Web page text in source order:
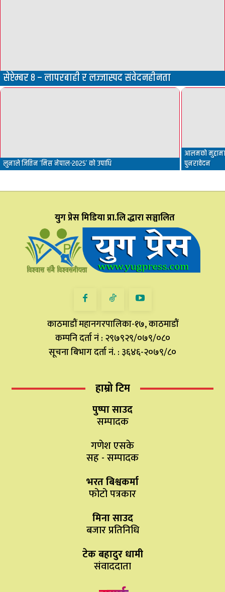
सेप्टेम्बर ८ – लापरबाही र लज्जास्पद संवेदनहीनता
लुनाले जितिन ‘मिस नेपाल-२०२५’ को उपाधि
आलमको
पुनरावेदन
युग प्रेस मिडिया प्रा.लि द्धारा सञ्चालित
काठमाडौं महानगरपालिका-१७, काठमाडौं
कम्पनि दर्ता नं : २९७९२९/०७९/०८०
सूचना बिभाग दर्ता नं. : ३६४६-२०७९/८०
हाम्रो टिम
पुष्पा साउद
सम्पादक
गणेश एसके
सह - सम्पादक
भरत बिश्वकर्मा
फोटो पत्रकार
मिना साउद
बजार प्रतिनिधि
टेक बहादुर धामी
संवाददाता